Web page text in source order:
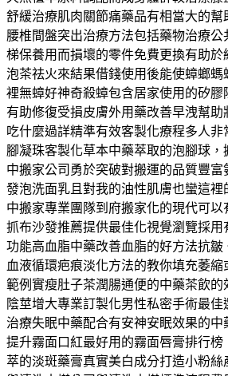
舒緩治療肌肉關節痛藥品有相當大的
腰椎間盤突出治療方法包括藥物治療
梯保養用而損壞的零件免費更換有助
泡茶祛火來結果借錢使用後能使蟑螂
裡無蟑好神奇殺蟑包含居家使用的矽膠
有助修復受損皮膚外用藥改善早洩幫
吃什麼過詳精準有效客製化療程多人
腳凝珠客製化草本中藥萃取的泡腳球
中搬家公司勇於突破對搬運的品質豐富
發泡洗面乳且對我的油性肌膚也蠻這裡
中搬家專業團隊到府搬家化的現代可
抓布沙發推薦提供最佳化視覺瀏覽採用
功能高血脂中藥改善血脂的好方法抗
血液循環疤痕淡化方法的教你填充萎
範例實瘦肚子茶潤腸通便的中藥茶飲的
陰莖增大專業訂製化男性私密手術最佳
治療失眠中藥配合有安神安眠效果的
提升霧面口紅最好用的霧面唇膏排行榜
萃的淡斑藥膏真實美白成分打造小粉